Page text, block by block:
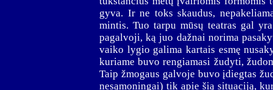
gyva. Ir ne toks skaudus,
mintis. Tuo tarpu mūsų teatras gal
pagalvoji, ką juo dažnai norima
vaiko lygio galima kartais esmę
kuriame buvo rengiamasi žudyti,
Taip žmogaus galvoje buvo įdiegtas
nesąmoningai) tik apie šią situaciją,